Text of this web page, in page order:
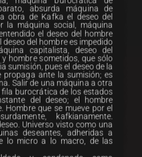
absurda máquina de
obra de Kafka el deseo del
la máquina social, máquina
el deseo del hombre
del hombre es impedido
capitalista, deseo del
hombre sometidos, que sólo
sumisión, pues el deseo de la
propaga ante la sumisión; es
Salir de una máquina a otra
burocrática de los estados
del deseo; el hombre
Hombre que se mueve por el
kafkianamente.
Universo visto como una
deseantes, adheridas a
lo micro a lo macro, de las